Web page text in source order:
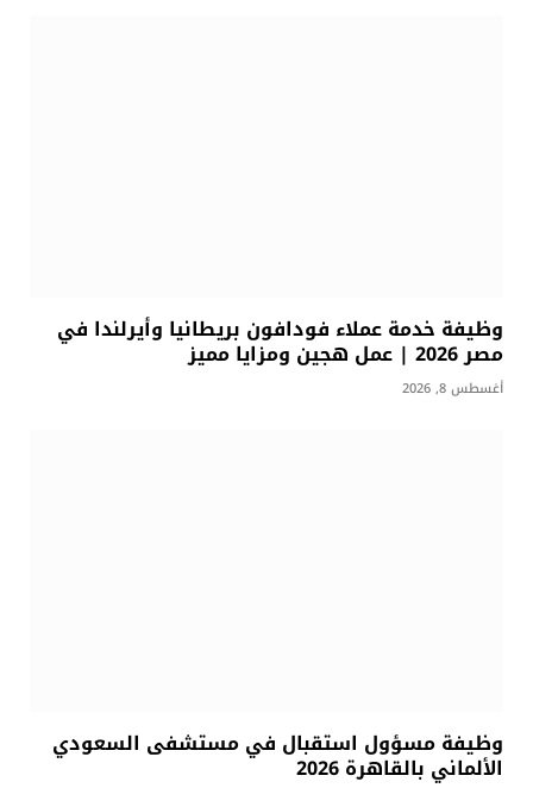
وظيفة خدمة عملاء فودافون بريطانيا وأيرلندا في
مصر 2026 | عمل هجين ومزايا مميز
أغسطس 8, 2026
وظيفة مسؤول استقبال في مستشفى السعودي
الألماني بالقاهرة 2026